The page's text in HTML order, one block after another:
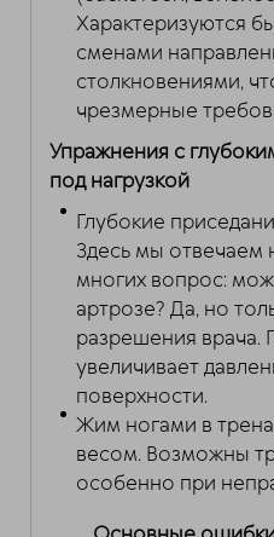
Характеризуются
сменами
столкновениями,
чрезмерные
Упражнения с
под нагрузкой
Глубокие
Здесь мы отвечаем
многих вопрос:
артрозе? Да, но
разрешения врача.
увеличивает
поверхности.
Жим ногами в
весом. Возможны
особенно при